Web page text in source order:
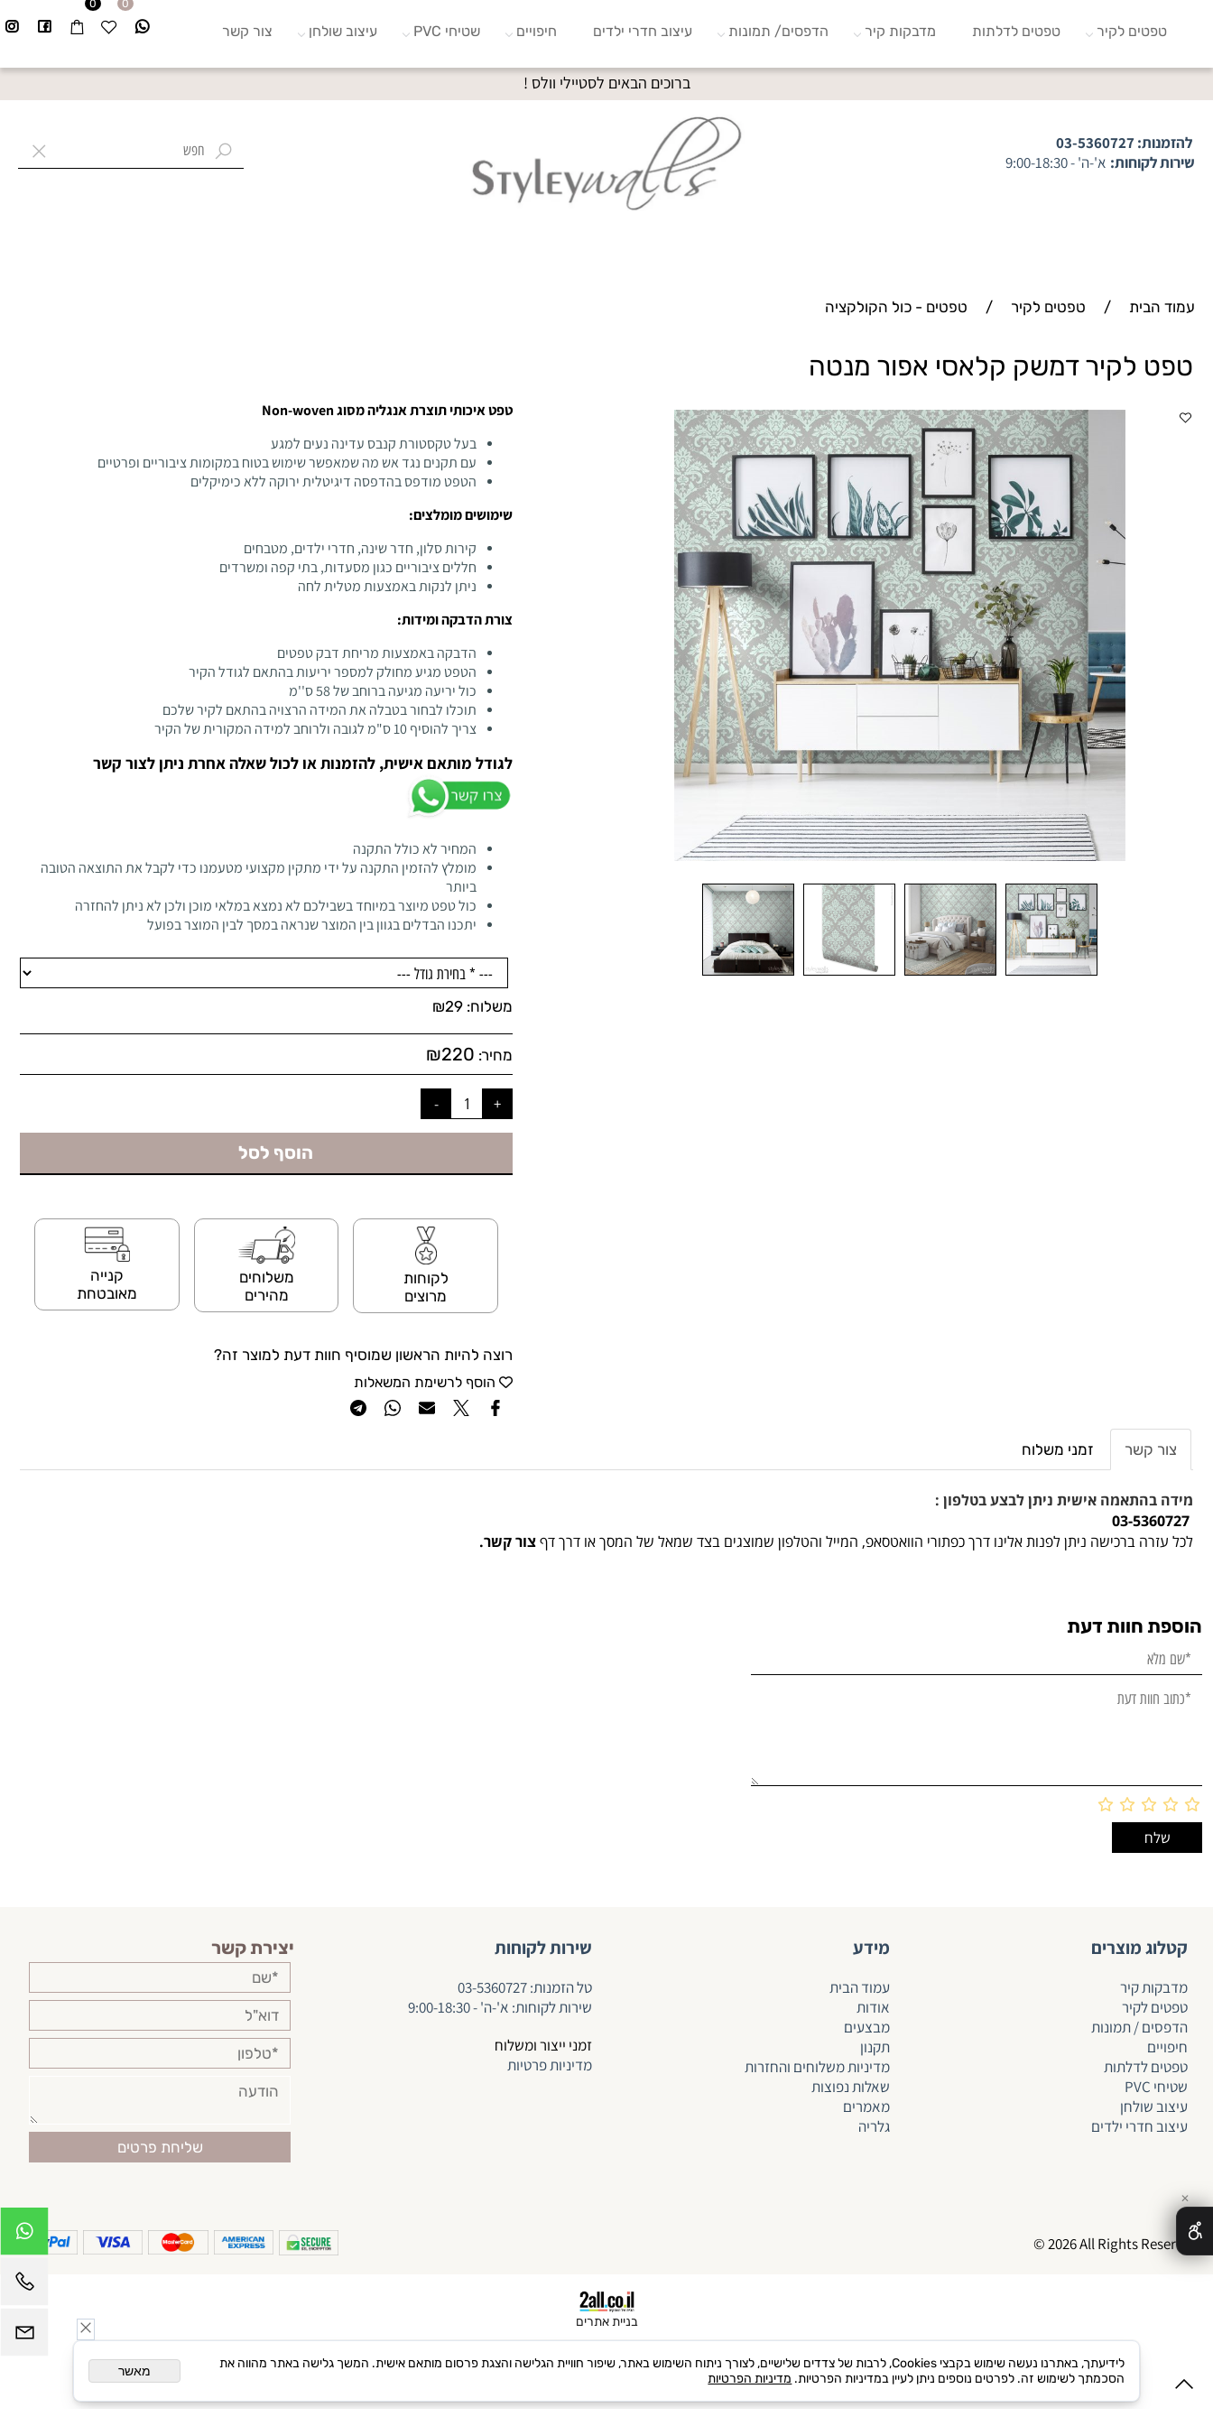
ברוכים הבאים לסטיילי וולס !
להזמנות:03-5360727
שירות לקוחות: א'-ה' - 9:00-18:30
0 0
טפטים לקיר טפטים לדלתות מדבקות קיר הדפסים/ תמונות עיצוב חדרי ילדים חיפויים שטיחי PVC עיצוב שולחן צור קשר
עמוד הבית / טפטים לקיר / טפטים - כול הקולקציה
טפט לקיר דמשק קלאסי אפור מנטה
טפט איכותי תוצרת אנגליה מסוג Non-woven
בעל טקסטורת קנבס עדינה נעים למגע
עם תקנים נגד אש מה שמאפשר שימוש בטוח במקומות ציבוריים ופרטיים
הטפט מודפס בהדפסה דיגיטלית ירוקה ללא כימיקלים
שימושים מומלצים:
קירות סלון, חדר שינה, חדרי ילדים, מטבחים
חללים ציבוריים כגון מסעדות, בתי קפה ומשרדים
ניתן לנקות באמצעות מטלית לחה
צורת הדבקה ומידות:
הדבקה באמצעות מריחת דבק טפטים
הטפט מגיע מחולק למספר יריעות בהתאם לגודל הקיר
כול יריעה מגיעה ברוחב של 58 ס''מ
תוכלו לבחור בטבלה את המידה הרצויה בהתאם לקיר שלכם
צריך להוסיף 10 ס"מ לגובה ולרוחב למידה המקורית של הקיר
לגודל מותאם אישית, להזמנות או לכול שאלה אחרת ניתן לצור קשר
המחיר לא כולל התקנה
מומלץ להזמין התקנה על ידי מתקין מקצועי מטעמנו כדי לקבל את התוצאה הטובה
ביותר
כול טפט מיוצר במיוחד בשבילכם לא נמצא במלאי מוכן ולכן לא ניתן להחזרה
יתכנו הבדלים בגוון בין המוצר שנראה במסך לבין המוצר בפועל
משלוח: ₪29
מחיר: ₪220
הוסף לסל
לקוחות
מרוצים
משלוחים
מהירים
קנייה
מאובטחת
רוצה להיות הראשון שמוסיף חוות דעת למוצר זה?
הוסף לרשימת המשאלות
צור קשר זמני משלוח
מידה בהתאמה אישית ניתן לבצע בטלפון :
03-5360727
לכל עזרה ברכישה ניתן לפנות אלינו דרך כפתורי הוואטסאפ, המייל והטלפון שמוצגים בצד שמאל של המסך או דרך דףצור קשר.
הוספת חוות דעת
קטלוג מוצרים
מדבקות קיר
טפטים לקיר
הדפסים / תמונות
חיפויים
טפטים לדלתות
שטיחי PVC
עיצוב שולחן
עיצוב חדרי ילדים
מידע
עמוד הבית
אודות
מבצעים
תקנון
מדיניות משלוחים והחזרות
שאלות נפוצות
מאמרים
גלריה
שירות לקוחות
טל הזמנות:03-5360727
שירות לקוחות: א'-ה' - 9:00-18:30
זמני ייצור ומשלוח
מדיניות פרטיות
יצירת קשר
© 2026 All Rights Reserved
בניית אתרים
✕
לידיעתך, באתרנו נעשה שימוש בקבצי Cookies, לרבות של צדדים שלישיים, לצורך ניתוח השימוש באתר, שיפור חוויית הגלישה והצגת פרסום מותאם אישית. המשך גלישה באתר מהווה את
הסכמתך לשימוש זה. לפרטים נוספים ניתן לעיין במדיניות הפרטיות. מדיניות הפרטיות מאשר